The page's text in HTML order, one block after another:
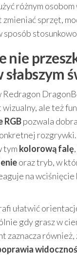
różnym
zmieniać sprzęt,
sposób
nie
słabszym
ale też
RGBpozwala
tym kolorową falę,
oraz tryb, w
na wciśnięcie
ułatwić
gdy grasz w
zaznacza również,